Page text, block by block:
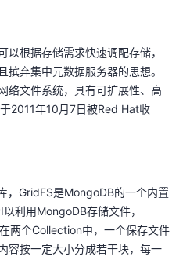
根据存储需求快速调配存储，
弃集中元数据服务器的思想。
络文件系统，具有可扩展性、高
2011年10月7日被Red Hat收
，GridFS是MongoDB的一个内置
利用MongoDB存储文件，
两个Collection中，一个保存文件
容按一定大小分成若干块，每一